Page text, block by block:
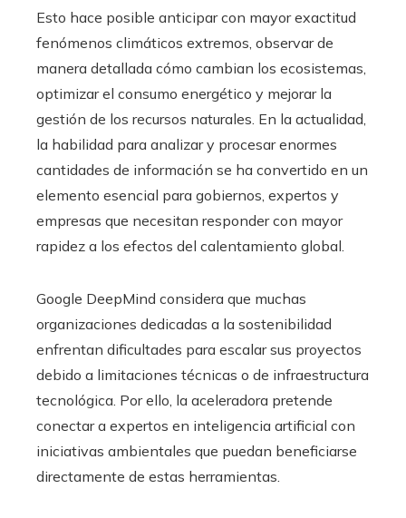
Esto hace posible anticipar con mayor exactitud
fenómenos climáticos extremos, observar de
manera detallada cómo cambian los ecosistemas,
optimizar el consumo energético y mejorar la
gestión de los recursos naturales. En la actualidad,
la habilidad para analizar y procesar enormes
cantidades de información se ha convertido en un
elemento esencial para gobiernos, expertos y
empresas que necesitan responder con mayor
rapidez a los efectos del calentamiento global.
Google DeepMind considera que muchas
organizaciones dedicadas a la sostenibilidad
enfrentan dificultades para escalar sus proyectos
debido a limitaciones técnicas o de infraestructura
tecnológica. Por ello, la aceleradora pretende
conectar a expertos en inteligencia artificial con
iniciativas ambientales que puedan beneficiarse
directamente de estas herramientas.